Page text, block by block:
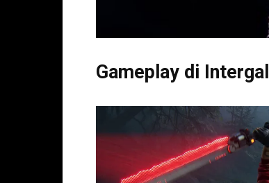
Gameplay di